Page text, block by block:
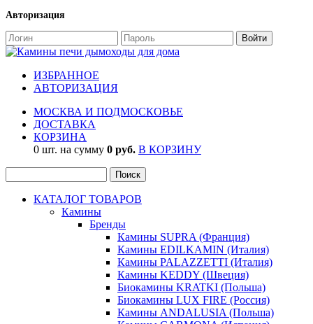
Авторизация
ИЗБРАННОЕ
АВТОРИЗАЦИЯ
МОСКВА И ПОДМОСКОВЬЕ
ДОСТАВКА
КОРЗИНА
0 шт. на сумму 0 руб. В КОРЗИНУ
КАТАЛОГ ТОВАРОВ
Камины
Бренды
Камины SUPRA (Франция)
Камины EDILKAMIN (Италия)
Камины PALAZZETTI (Италия)
Камины KEDDY (Швеция)
Биокамины KRATKI (Польша)
Биокамины LUX FIRE (Россия)
Камины ANDALUSIA (Польша)